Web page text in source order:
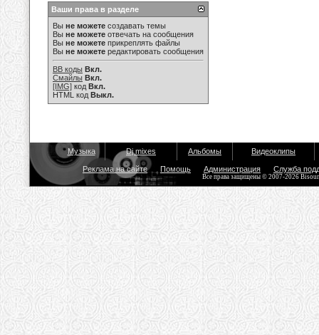
Ваши права в разделе
Вы не можете создавать темы
Вы не можете отвечать на сообщения
Вы не можете прикреплять файлы
Вы не можете редактировать сообщения
BB коды Вкл.
Смайлы Вкл.
[IMG] код Вкл.
HTML код Выкл.
Музыка Dj mixes Альбомы Видеоклипы
Реклама на сайте Помощь Администрация Служба
Все права защищены © 2007-2026